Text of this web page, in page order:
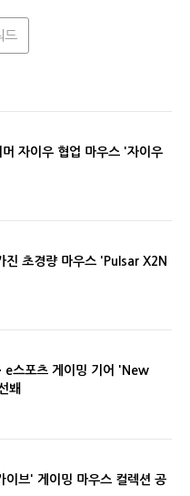
드
자이우 협업 마우스 '자이우
진 초경량 마우스 'Pulsar X2N
e스포츠 게이밍 기어 'New
봬
이브' 게이밍 마우스 컬렉션 공